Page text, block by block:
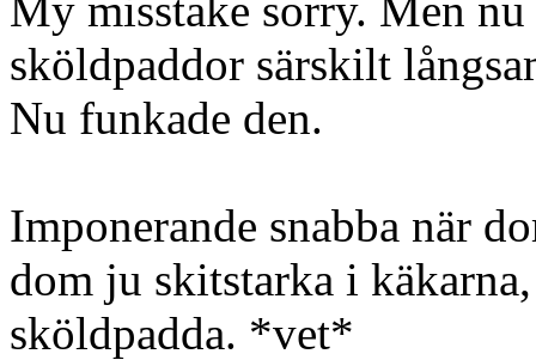
sköldpaddor särskilt
Nu funkade den.
Imponerande snabba när
dom ju skitstarka i
sköldpadda. *vet*